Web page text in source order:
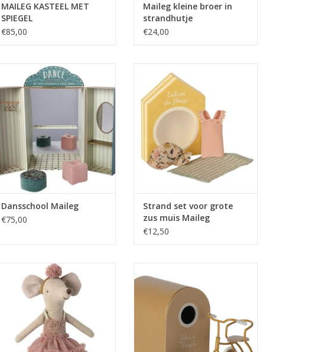
MAILEG KASTEEL MET
SPIEGEL
€85,00
Maileg kleine broer in
strandhutje
€24,00
Dansschool Maileg
Dansschool Maileg
€75,00
essentiële accessoires voor een
leuke dag op het strand:
zwembroek, bril en een
handdoek. Het past allemaal
perfect bij de muizen in maat
grote zus.
TOEVOEGEN AAN WINKELWAGEN
Strand set voor grote
zus muis Maileg
€12,50
Dit is Mira Belle, in haar prachtige
dansoutfit danst ze de sterren
van de hemel.
DANCE MOUSE, BIG SISTER - MIRA
BELLE
The beautiful Mira Belle - a dance
Grote broer/zus muizen passen
perfect op deze driewieler.
Muizen met magneten in hun
handen kunnen de handvatten